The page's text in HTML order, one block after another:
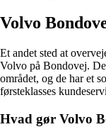
Volvo
Et andet sted at
Volvo på Bondovej.
området, og de har et
førsteklasses
Hvad gør Volvo